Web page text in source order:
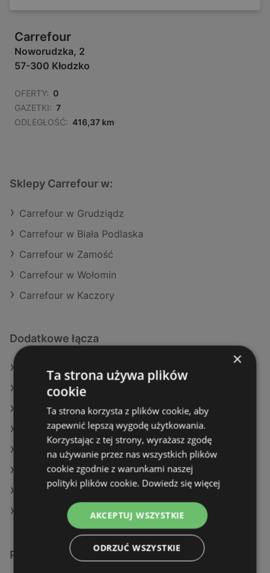
Carrefour
Noworudzka, 2
57-300 Kłodzko
OFERTY: 0
GAZETKI: 7
ODLEGŁOŚĆ: 416,37 km
Sklepy Carrefour w:
Carrefour w Grudziądz
Carrefour w Biała Podlaska
Carrefour w Zamość
Carrefour w Wołomin
Carrefour w Kaczory
Dodatkowe łącza
Oferty Carrefour
Oferty Aldi
Oferty Stokrotka
Aktualne gazetki SPAR
Aktualne gazetki POLOmarket
Aktualne gazetki Aldi
Aktualne gazetki Dealz
Aktualne gazetki Lidl
Podobne sklepy detaliczne
×
Ta strona używa plików
cookie
Ta strona korzysta z plików cookie, aby
zapewnić lepszą wygodę użytkowania.
Korzystając z tej strony, wyrażasz zgodę
na używanie przez nas wszystkich plików
cookie zgodnie z warunkami naszej
polityki plików cookie. Dowiedz się więcej
AKCEPTUJ WSZYSTKIE
ODRZUĆ WSZYSTKIE